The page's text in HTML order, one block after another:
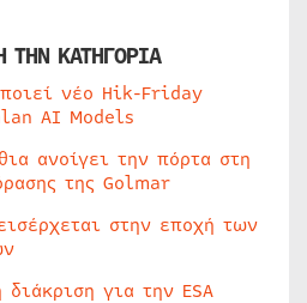
ΤΗΝ ΚΑΤΗΓΟΡΙΑ
νέο Hik-Friday
AI Models
ανοίγει την πόρτα στη
της Golmar
στην εποχή των
για την ESA